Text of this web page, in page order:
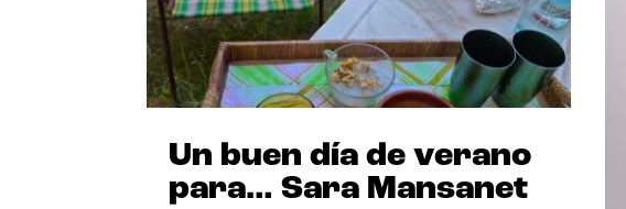
Un buen día de verano
para… Sara Mansanet